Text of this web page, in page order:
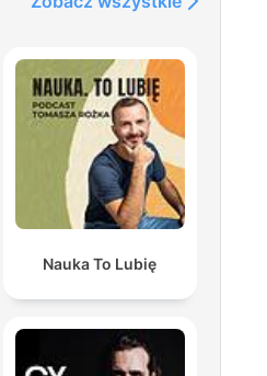
Nauka To Lubię